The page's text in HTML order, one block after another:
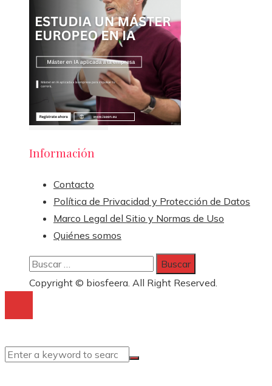
Información
Contacto
Política de Privacidad y Protección de Datos
Marco Legal del Sitio y Normas de Uso
Quiénes somos
Buscar:
Copyright © biosfeera. All Right Reserved.